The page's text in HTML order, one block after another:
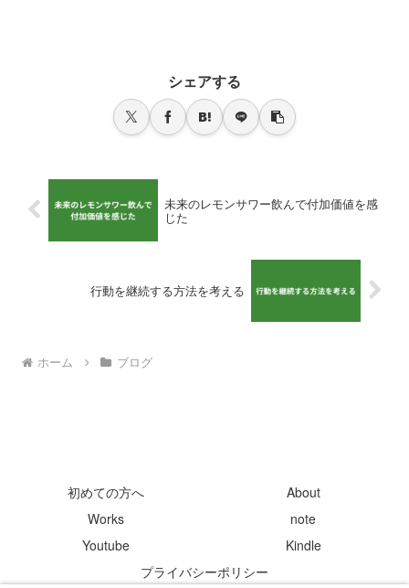
シェアする
未来のレモンサワー飲んで付加価値を感
じた
行動を継続する方法を考える
ホーム ブログ
初めての方へ
About
Works
note
Youtube
Kindle
プライバシーポリシー